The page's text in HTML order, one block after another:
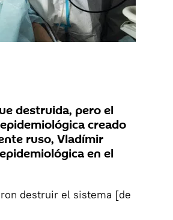
destruida, pero el
creado
ruso, Vladímir
en el
destruir el sistema [de